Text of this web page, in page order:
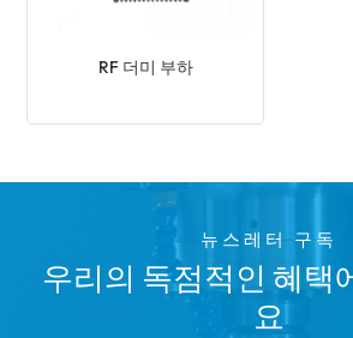
RF 더미 부하
뉴스레터 구독
우리의 독점적인 혜택
요